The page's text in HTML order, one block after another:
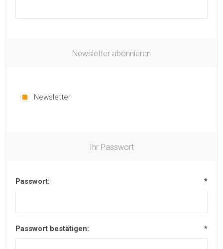
Newsletter abonnieren
Newsletter
Ihr Passwort
Passwort: *
Passwort bestätigen: *